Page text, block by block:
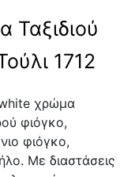
Ταξιδιού
1712
white χρώμα
φιόγκο,
φιόγκο,
Με διαστάσεις